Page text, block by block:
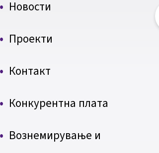
Новости
Проекти
Контакт
Конкурентна плата
Вознемирување и